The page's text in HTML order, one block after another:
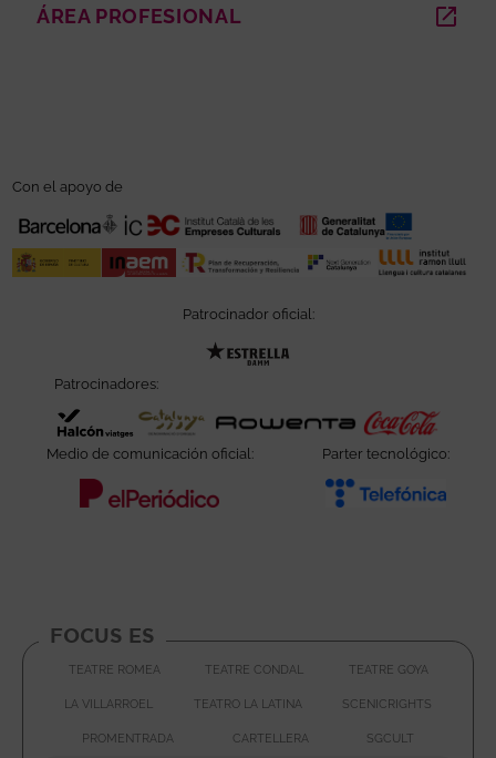
ÁREA PROFESIONAL ABRE EN NUEVA VENTANA
Con el apoyo de
Patrocinador oficial:
Patrocinadores:
Abre en nueva ventana
Abre en nueva ventanaAbre en nueva
Medio de comunicación oficial:
Abre en nueva ventana
Parter tecnológico:
Abre
FOCUS ES
TEATRE ROMEA TEATRE CONDAL
ABRE EN NUEVA
TEATRE GOYA
ABRE
LA VILLARROEL
ABRE EN NUEVA VENTANA
TEATRO LA LATINA
ABRE EN NUEVA
SCENICRIGHTS
PROMENTRADA
ABRE EN NUEVA VENTANA
CARTELLERA
ABRE EN NUEVA
SGCULT